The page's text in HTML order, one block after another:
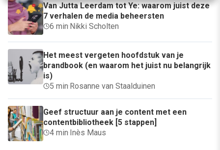
Van Jutta Leerdam tot Ye: waarom juist deze
7 verhalen de media beheersten
6 min·Nikki Scholten
Het meest vergeten hoofdstuk van je
brandbook (en waarom het juist nu belangrijk
is)
5 min·Rosanne van Staalduinen
Geef structuur aan je content met een
contentbibliotheek [5 stappen]
4 min·Inès Maus